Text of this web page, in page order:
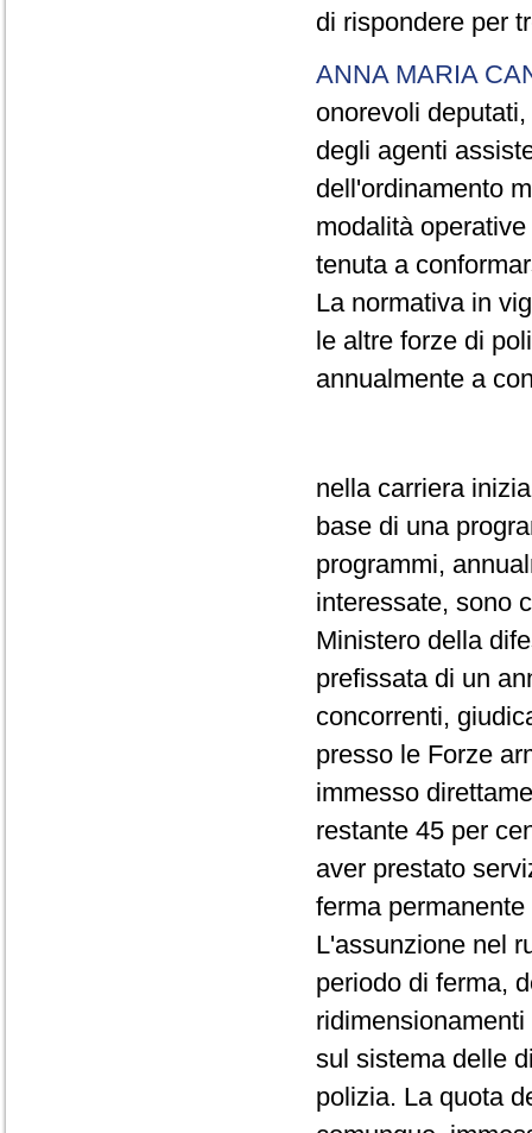
di rispondere per
ANNA MARIA
onorevoli
degli agenti
dell'ordinamento
modalità
tenuta a
La normativa in
le altre forze di
annualmente a
nella carriera
base di una
programmi,
interessate, sono
Ministero della
prefissata di un
concorrenti,
presso le Forze
immesso
restante 45 per
aver prestato
ferma
L'assunzione nel
periodo di ferma,
sul sistema delle
polizia. La quota